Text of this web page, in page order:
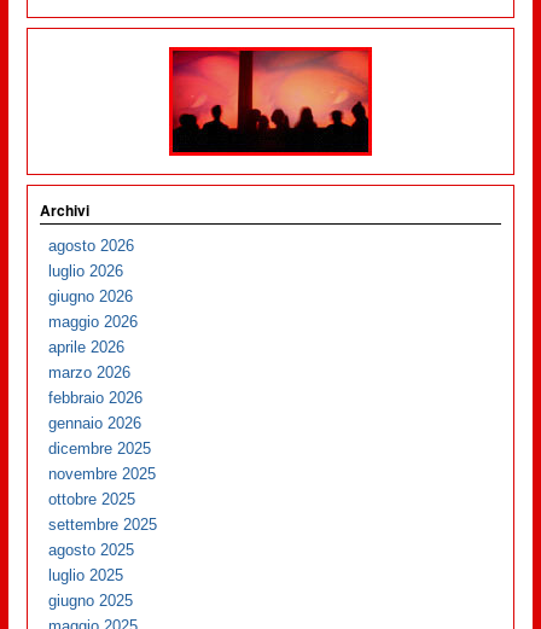
Archivi
agosto 2026
luglio 2026
giugno 2026
maggio 2026
aprile 2026
marzo 2026
febbraio 2026
gennaio 2026
dicembre 2025
novembre 2025
ottobre 2025
settembre 2025
agosto 2025
luglio 2025
giugno 2025